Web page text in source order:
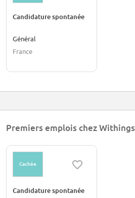
Candidature spontanée
Général
France
Premiers emplois chez Withings
Cachée
Candidature spontanée